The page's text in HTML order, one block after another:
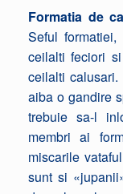
Formatia de
Seful
ceilalti feciori
ceilalti
aiba o gandire
trebuie sa-l
membri ai
miscarile
sunt si